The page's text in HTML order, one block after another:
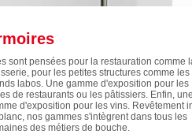
sont pensées pour la restauration comme
pour les petites structures comme les
labos. Une gamme d'exposition pour les
de restaurants ou les pâtissiers. Enfin,
d'exposition pour les vins. Revêtement
nos gammes s'intègrent dans tous les
des métiers de bouche.